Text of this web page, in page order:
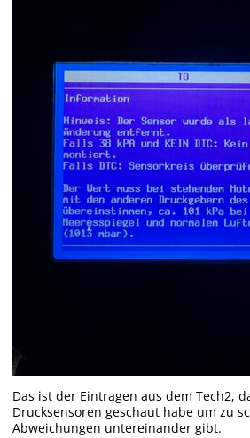
Das ist der Eintragen aus dem Tech2,
Drucksensoren geschaut habe um zu
Abweichungen untereinander gibt.